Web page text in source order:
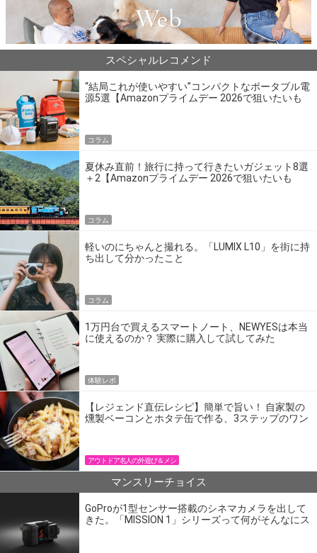
スペシャルレコメンド
“結局これが使いやすい”コンパクトなポータブル電
源5選【Amazonプライムデー 2026で狙いたいも
コラム
夏休み直前！旅行に持って行きたいガジェット8選
＋2【Amazonプライムデー 2026で狙いたいも
コラム
軽いのにちゃんと撮れる。「LUMIX L10」を街に持
ち出して分かったこと
コラム
1万円台で買えるスマートノート、NEWYESは本当
に使えるのか？ 実際に購入して試してみた
体験レポ
【レジェンド直伝レシピ】簡単で旨い！ 自家製の
燻製ベーコンとホタテ缶で作る、3ステップのワン
アウトドア名人の外遊び＆メシ
マンスリーチョイス
GoProが1型センサー搭載のシネマカメラを出して
きた。「MISSION 1」シリーズって何がそんなにス